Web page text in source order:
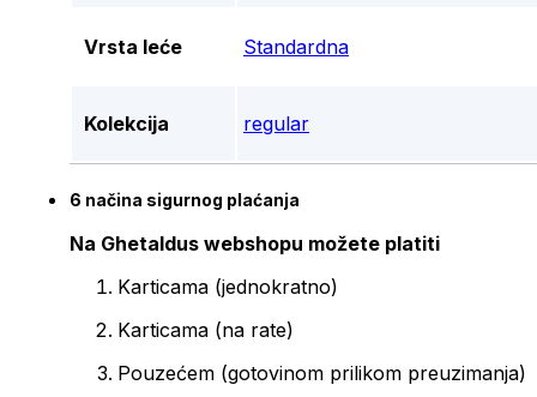
Vrsta leće Standardna
Kolekcija regular
6 načina sigurnog plaćanja
Na Ghetaldus webshopu možete platiti
Karticama (jednokratno)
Karticama (na rate)
Pouzećem (gotovinom prilikom preuzimanja)